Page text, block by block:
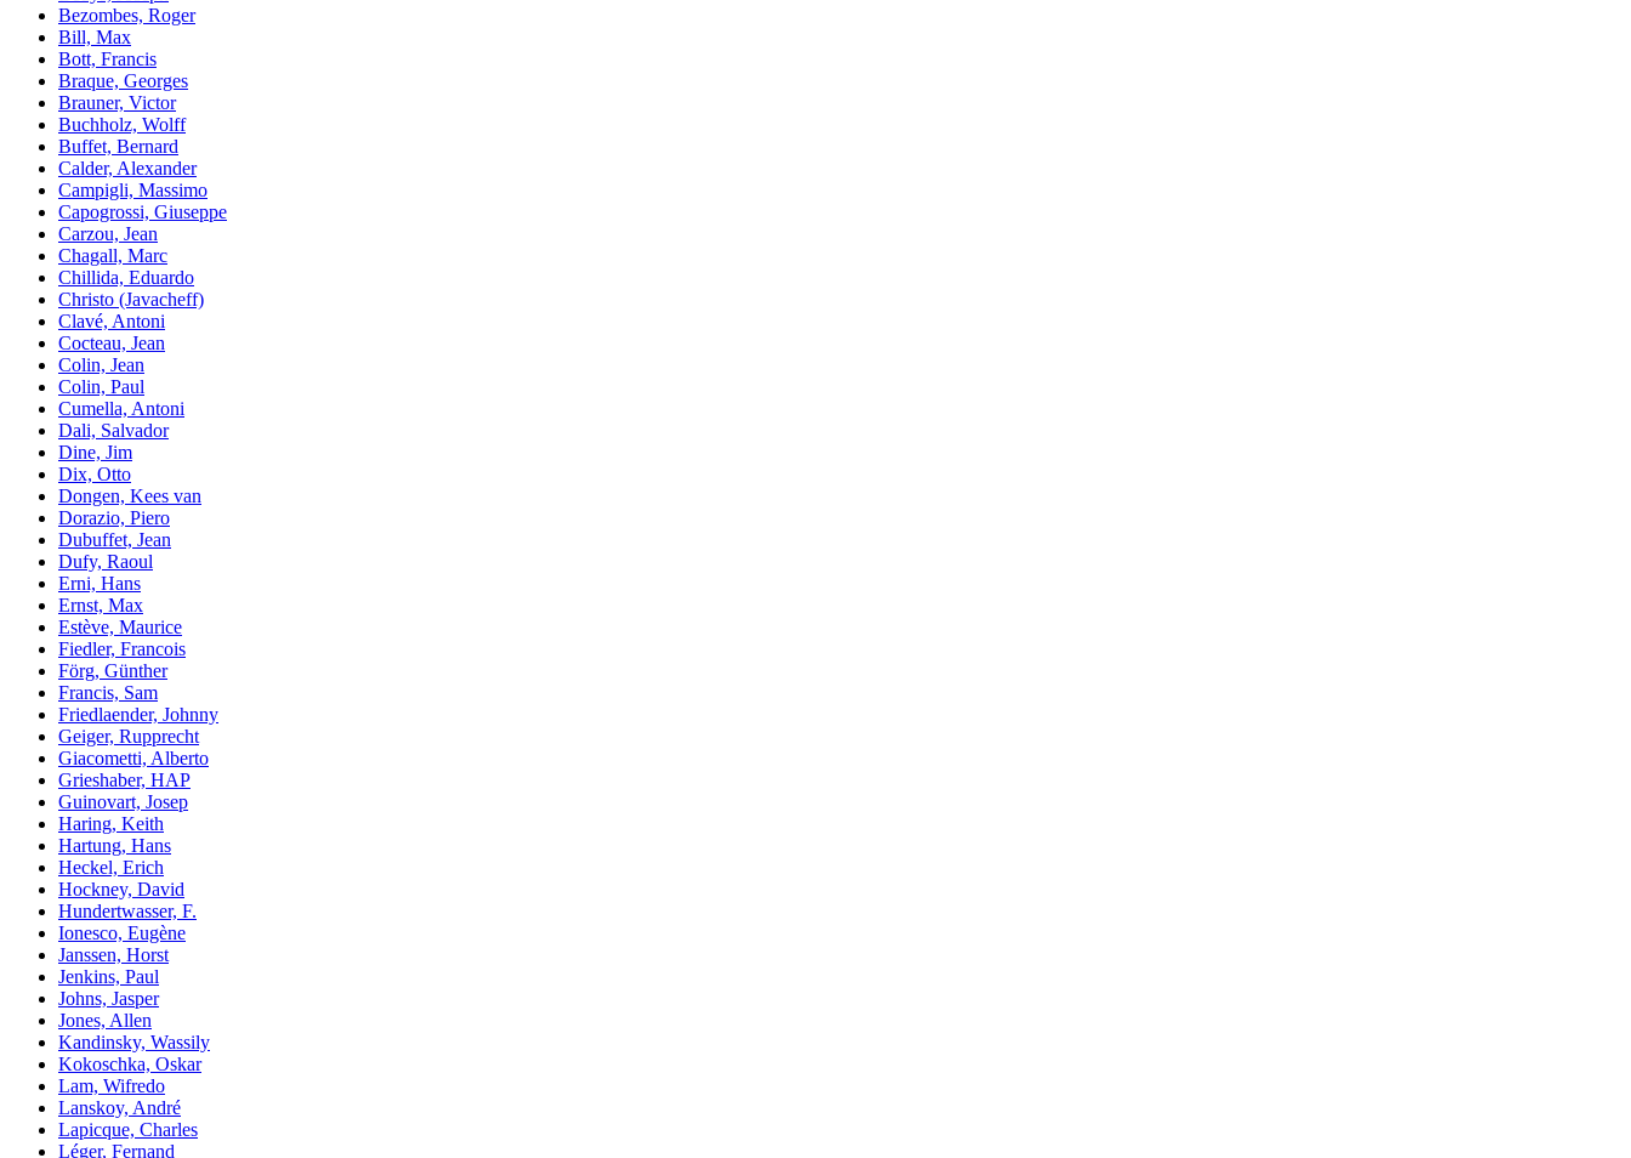
Bezombes, Roger
Bill, Max
Bott, Francis
Braque, Georges
Brauner, Victor
Buchholz, Wolff
Buffet, Bernard
Calder, Alexander
Campigli, Massimo
Capogrossi, Giuseppe
Carzou, Jean
Chagall, Marc
Chillida, Eduardo
Christo (Javacheff)
Clavé, Antoni
Cocteau, Jean
Colin, Jean
Colin, Paul
Cumella, Antoni
Dali, Salvador
Dine, Jim
Dix, Otto
Dongen, Kees van
Dorazio, Piero
Dubuffet, Jean
Dufy, Raoul
Erni, Hans
Ernst, Max
Estève, Maurice
Fiedler, Francois
Förg, Günther
Francis, Sam
Friedlaender, Johnny
Geiger, Rupprecht
Giacometti, Alberto
Grieshaber, HAP
Guinovart, Josep
Haring, Keith
Hartung, Hans
Heckel, Erich
Hockney, David
Hundertwasser, F.
Ionesco, Eugène
Janssen, Horst
Jenkins, Paul
Johns, Jasper
Jones, Allen
Kandinsky, Wassily
Kokoschka, Oskar
Lam, Wifredo
Lanskoy, André
Lapicque, Charles
Léger, Fernand